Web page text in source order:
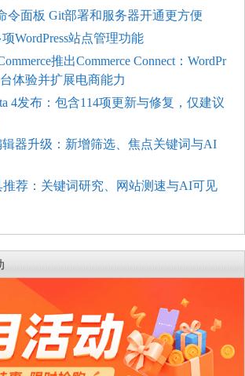
令面板 Git部署和服务器开通更方便
WordPress站点管理功能
推出Commerce Connect：WordPr
体验并扩展电商能力
4发布：包含114项更新与修复，仅建议
辑器升级：新增筛选、焦点关键词与AI
推荐：关键词研究、网站测速与AI可见